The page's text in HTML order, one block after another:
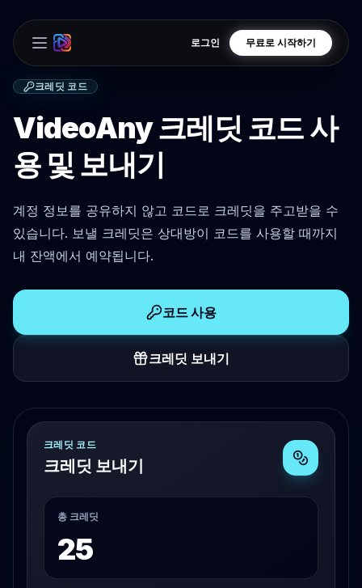
Open main menu
로그인 무료로 시작하기
크레딧 코드
VideoAny 크레딧 코드 사
용 및 보내기
계정 정보를 공유하지 않고 코드로 크레딧을 주고받을 수
있습니다. 보낼 크레딧은 상대방이 코드를 사용할 때까지
내 잔액에서 예약됩니다.
코드 사용
크레딧 보내기
크레딧 코드
크레딧 보내기
총 크레딧
25